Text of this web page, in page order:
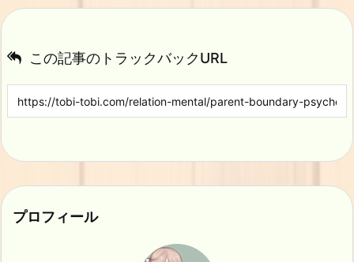
この記事のトラックバックURL
プロフィール